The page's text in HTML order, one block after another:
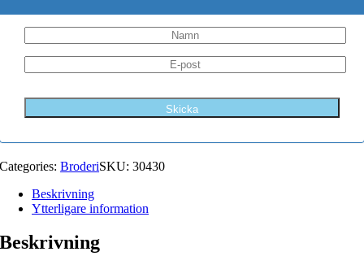
Categories:BroderiSKU:30430
Beskrivning
Ytterligare information
Beskrivning